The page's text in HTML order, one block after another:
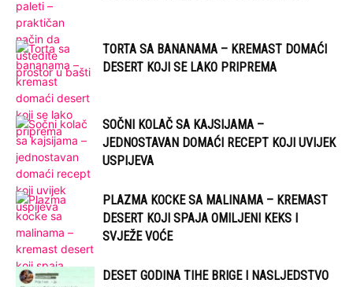
TORTA SA BANANAMA – KREMAST DOMAĆI
DESERT KOJI SE LAKO PRIPREMA
SOČNI KOLAČ SA KAJSIJAMA –
JEDNOSTAVAN DOMAĆI RECEPT KOJI UVIJEK
USPIJEVA
PLAZMA KOCKE SA MALINAMA – KREMAST
DESERT KOJI SPAJA OMILJENI KEKS I
SVJEŽE VOĆE
DESET GODINA TIHE BRIGE I NASLJEDSTVO